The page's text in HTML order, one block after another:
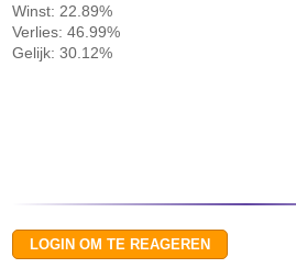
Winst: 22.89%
Verlies: 46.99%
Gelijk: 30.12%